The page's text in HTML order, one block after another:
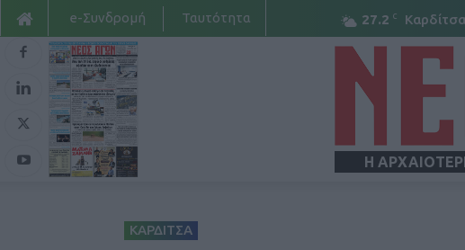
27.2 C Καρδίτσα
e-Συνδρομή Ταυτότητα
Η
ΚΑΡΔΙΤΣΑ